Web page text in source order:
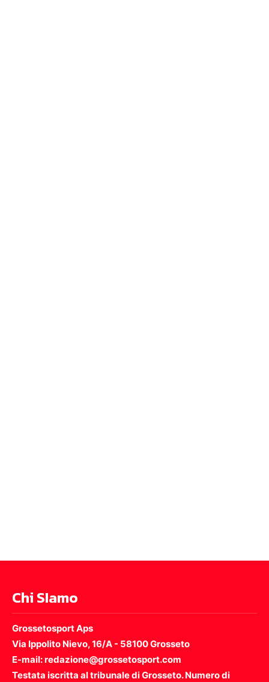
Chi SIamo
Grossetosport Aps
Via Ippolito Nievo, 16/A - 58100 Grosseto
E-mail: redazione@grossetosport.com
Testata iscritta al tribunale di Grosseto. Numero di